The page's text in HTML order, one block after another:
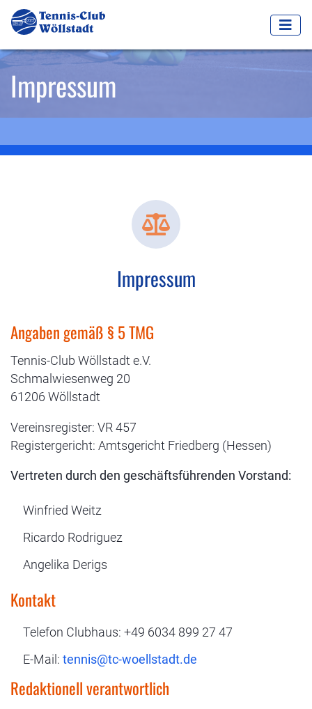
Impressum
Impressum
Angaben gemäß § 5 TMG
Tennis-Club Wöllstadt e.V.
Schmalwiesenweg 20
61206 Wöllstadt
Vereinsregister: VR 457
Registergericht: Amtsgericht Friedberg (Hessen)
Vertreten durch den geschäftsführenden Vorstand:
Winfried Weitz
Ricardo Rodriguez
Angelika Derigs
Kontakt
Telefon Clubhaus: +49 6034 899 27 47
E-Mail:
Redaktionell verantwortlich